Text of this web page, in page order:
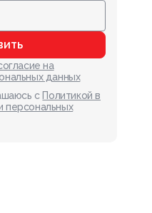
на
данных
с Политикой в
персональных